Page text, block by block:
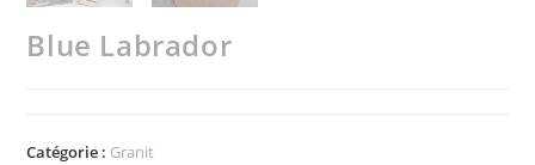
Blue Labrador
Catégorie : Granit